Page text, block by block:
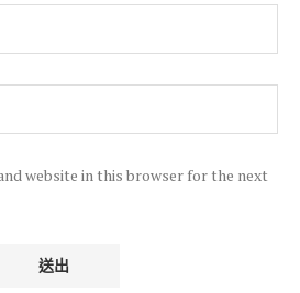
website in this browser for the next